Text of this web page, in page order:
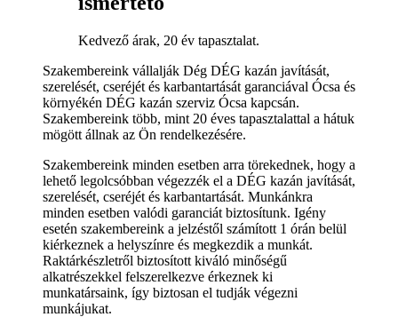
Kedvező árak, 20 év tapasztalat.
Szakembereink vállalják Dég DÉG kazán javítását,
szerelését, cseréjét és karbantartását garanciával Ócsa és
környékén DÉG kazán szerviz Ócsa kapcsán.
Szakembereink több, mint 20 éves tapasztalattal a hátuk
mögött állnak az Ön rendelkezésére.
Szakembereink minden esetben arra törekednek, hogy a
lehető legolcsóbban végezzék el a DÉG kazán javítását,
szerelését, cseréjét és karbantartását. Munkánkra
minden esetben valódi garanciát biztosítunk. Igény
esetén szakembereink a jelzéstől számított 1 órán belül
kiérkeznek a helyszínre és megkezdik a munkát.
Raktárkészletről biztosított kiváló minőségű
alkatrészekkel felszerelkezve érkeznek ki
munkatársaink, így biztosan el tudják végezni
munkájukat.